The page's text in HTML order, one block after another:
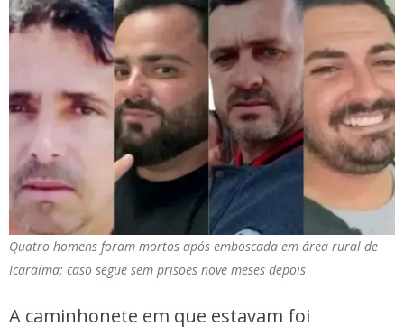
Quatro homens foram mortos após emboscada em área rural de
Icaraíma; caso segue sem prisões nove meses depois
A caminhonete em que estavam foi